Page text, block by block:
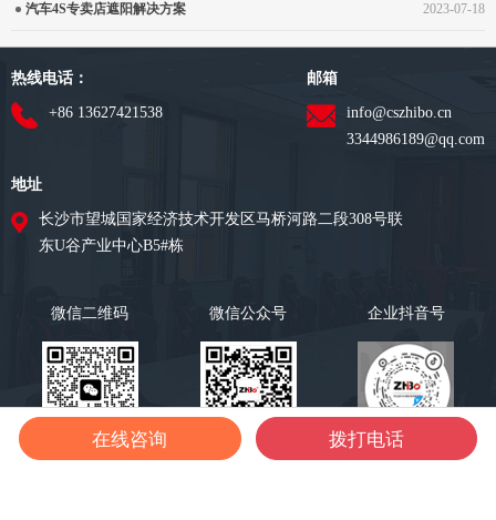
汽车4S专卖店遮阳解决方案 2023-07-18
热线电话：
+86 13627421538
邮箱
info@cszhibo.cn
3344986189@qq.com
地址
长沙市望城国家经济技术开发区马桥河路二段308号联
东U谷产业中心B5#栋
微信二维码 微信公众号 企业抖音号
在线咨询 拨打电话